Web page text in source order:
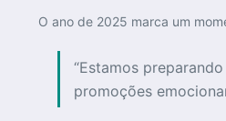
O ano de 2025 marca um
“Estamos
promoções